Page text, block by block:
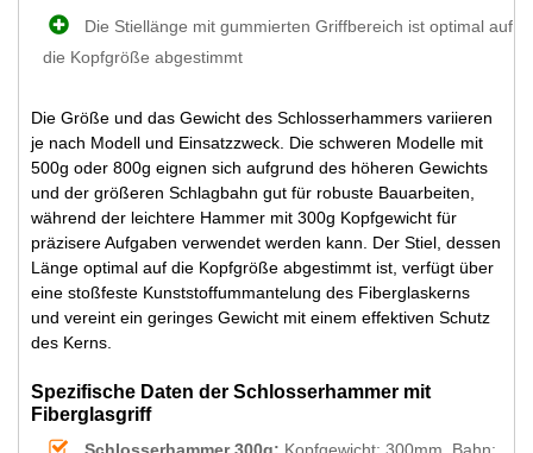
Die Stiellänge mit gummierten Griffbereich ist optimal auf
die Kopfgröße abgestimmt
Die Größe und das Gewicht des Schlosserhammers variieren
je nach Modell und Einsatzzweck. Die schweren Modelle mit
500g oder 800g eignen sich aufgrund des höheren Gewichts
und der größeren Schlagbahn gut für robuste Bauarbeiten,
während der leichtere Hammer mit 300g Kopfgewicht für
präzisere Aufgaben verwendet werden kann. Der Stiel, dessen
Länge optimal auf die Kopfgröße abgestimmt ist, verfügt über
eine stoßfeste Kunststoffummantelung des Fiberglaskerns
und vereint ein geringes Gewicht mit einem effektiven Schutz
des Kerns.
Spezifische Daten der Schlosserhammer mit
Fiberglasgriff
Schlosserhammer 300g: Kopfgewicht: 300mm, Bahn: